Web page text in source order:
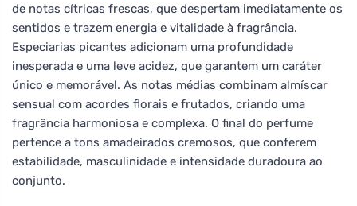
de notas cítricas frescas, que despertam imediatamente os
sentidos e trazem energia e vitalidade à fragrância.
Especiarias picantes adicionam uma profundidade
inesperada e uma leve acidez, que garantem um caráter
único e memorável. As notas médias combinam almíscar
sensual com acordes florais e frutados, criando uma
fragrância harmoniosa e complexa. O final do perfume
pertence a tons amadeirados cremosos, que conferem
estabilidade, masculinidade e intensidade duradoura ao
conjunto.